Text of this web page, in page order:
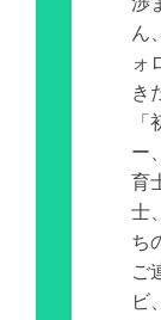
ん
ォ
き
ー
育
士
ち
ご
ビ